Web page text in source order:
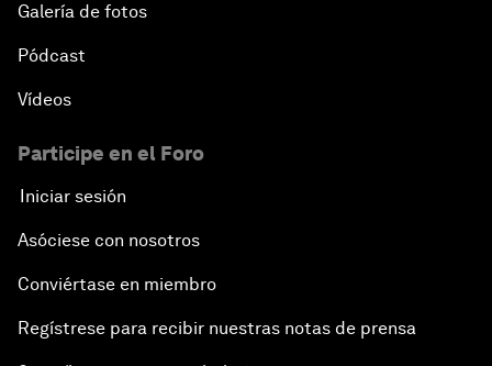
Galería de fotos
Pódcast
Vídeos
Participe en el Foro
Iniciar sesión
Asóciese con nosotros
Conviértase en miembro
Regístrese para recibir nuestras notas de prensa